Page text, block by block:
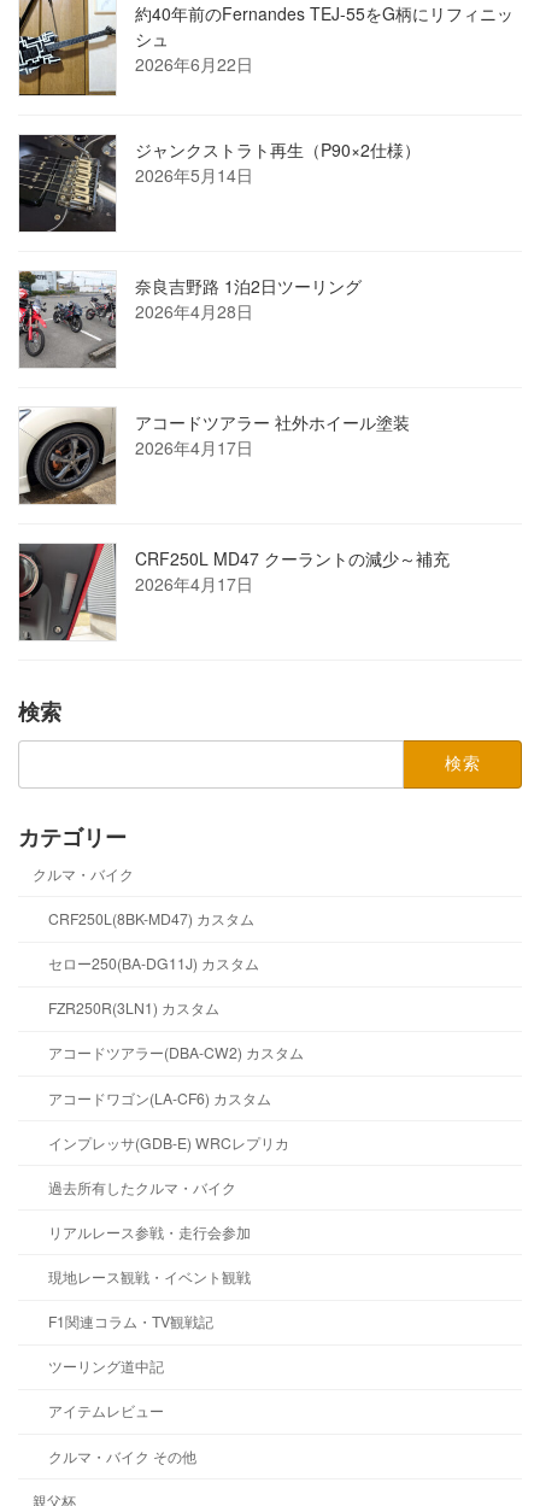
約40年前のFernandes TEJ-55をG柄にリフィニッ
シュ
2026年6月22日
ジャンクストラト再生（P90×2仕様）
2026年5月14日
奈良吉野路 1泊2日ツーリング
2026年4月28日
アコードツアラー 社外ホイール塗装
2026年4月17日
CRF250L MD47 クーラントの減少～補充
2026年4月17日
検索
検
カテゴリー
クルマ・バイク
CRF250L(8BK-MD47) カスタム
セロー250(BA-DG11J) カスタム
FZR250R(3LN1) カスタム
アコードツアラー(DBA-CW2) カスタム
アコードワゴン(LA-CF6) カスタム
インプレッサ(GDB-E) WRCレプリカ
過去所有したクルマ・バイク
リアルレース参戦・走行会参加
現地レース観戦・イベント観戦
F1関連コラム・TV観戦記
ツーリング道中記
アイテムレビュー
クルマ・バイク その他
親父杯